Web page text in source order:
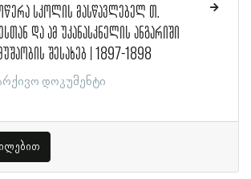
სკოლის მასწავლებელ თ.
და ამ უკანასკნელის ანგარიში
შესახებ | 1897-1898
დოკუმენტი